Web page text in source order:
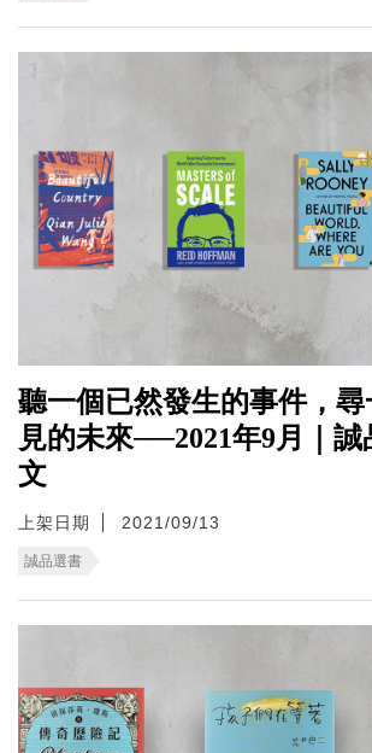
聽一個已然發生的事件，
見的未來──2021年9月｜
文
上架日期 2021/09/13
誠品選書